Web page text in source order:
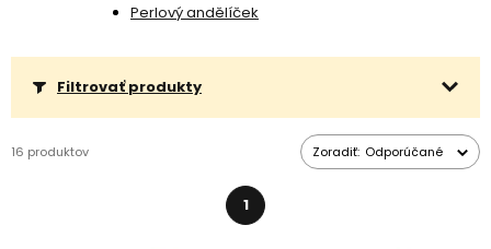
Perlový andělíček
Filtrovať produkty
16 produktov Zoradiť: Odporúčané
1